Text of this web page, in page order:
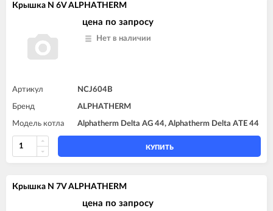
Крышка N 6V ALPHATHERM
цена по запросу
Нет в наличии
Артикул NCJ604B
Бренд ALPHATHERM
Модель котла Alphatherm Delta AG 44, Alphatherm Delta ATE 44
КУПИТЬ
Крышка N 7V ALPHATHERM
цена по запросу